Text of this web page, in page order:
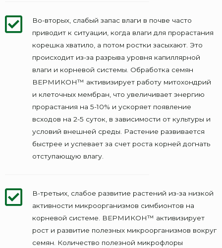
Во-вторых, слабый запас влаги в почве часто
приводит к ситуации, когда влаги для прорастания
корешка хватило, а потом ростки засыхают. Это
происходит из-за разрыва уровня капиллярной
влаги и корневой системы. Обработка семян
ВЕРМИКОН™ активизирует работу митохондрий
и клеточных мембран, что увеличивает энергию
прорастания на 5-10% и ускоряет появление
всходов на 2-5 суток, в зависимости от культуры и
условий внешней среды. Растение развивается
быстрее и успевает за счет роста корней догнать
отступающую влагу.
В-третьих, слабое развитие растений из-за низкой
активности микроорганизмов симбионтов на
корневой системе. ВЕРМИКОН™ активизирует
рост и развитие полезных микроорганизмов вокруг
семян. Количество полезной микрофлоры